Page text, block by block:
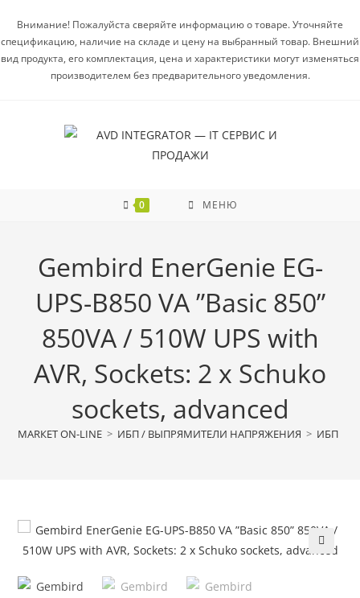
Внимание! Пожалуйста сверяйте информацию о товаре. Уточняйте
спецификацию, наличие на складе и цену на выбранный товар. Внешний
вид продукта, его комплектация, цена и характеристики могут изменяться
производителем без предварительного уведомления.
0 МЕНЮ
Gembird EnerGenie EG-
UPS-B850 VA ”Basic 850”
850VA / 510W UPS with
AVR, Sockets: 2 x Schuko
sockets, advanced
МАRКЕТ ON-LINE > ИБП / ВЫПРЯМИТЕЛИ НАПРЯЖЕНИЯ > ИБП